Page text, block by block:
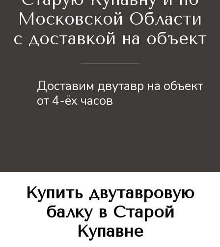
Московской Области
с доставкой на объект
Доставим двутавр на объект
от 4-ёх часов
Купить двутавровую
балку в Старой
Купавне